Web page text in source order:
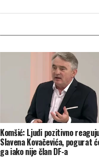
Komšić: Ljudi pozitivno
Slavena Kovačevića, pogurat
ga iako nije član DF-a